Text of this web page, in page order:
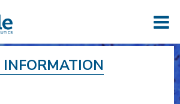
INFORMATION